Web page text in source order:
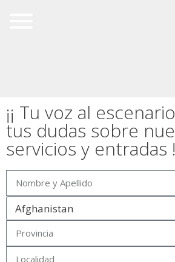
¡¡ Tu voz al
tus dudas sobre
servicios y entradas